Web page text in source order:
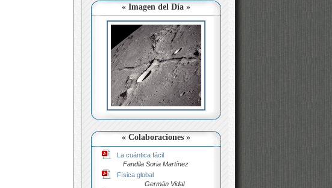
« Imagen del Día »
« Colaboraciones »
La cuántica fácil
Fandila Soria Martínez
Física global
Germán Vidal